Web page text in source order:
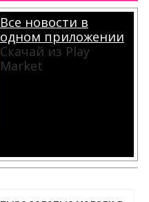
Все новости в
одном приложении
Скачай из Play
Market